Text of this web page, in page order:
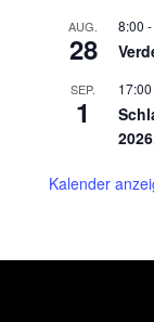
AUG.
28
8:00 -
SEP.
1
17:00
Kalender